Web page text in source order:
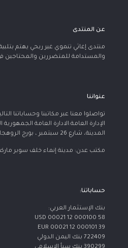
عن المنتدى
منتدى إغاثي تنموي غير ربحي يهتم بتلبية
والمستدامة للمتضررين والمحتاجين
عنواننا
تواصلوا معنا عبر مكاتبنا وحساباتنا
الإدارة العامة:الادارة العامة
المدينة، شارع 26 سبتمبر ، بورج الروهجان،الدور السادس.
مكتب عدن: مدينة إنماء خلف سوبر
حساباتنا:
بنك الإستثمار العربي:
USD 00021 12 000100 58
EUR 00021 12 000101 39
722409 بنك اليمن الدولي